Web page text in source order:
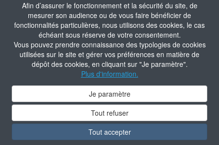
Afin d’assurer le fonctionnement et la sécurité du site, de
mesurer son audience ou de vous faire bénéficier de
fonctionnalités particulières, nous utilisons des cookies, le cas
échéant sous réserve de votre consentement.
Vous pouvez prendre connaissance des typologies de cookies
utilisées sur le site et gérer vos préférences en matière de
dépôt des cookies, en cliquant sur "Je paramètre".
Plus d'information.
Je paramètre
Tout refuser
Tout accepter